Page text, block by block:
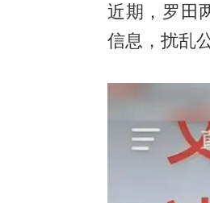
近期，罗田
信息，扰乱